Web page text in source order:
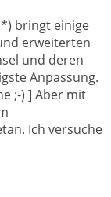
bringt einige
erweiterten
und deren
Anpassung.
;-) ] Aber mit
Ich versuche